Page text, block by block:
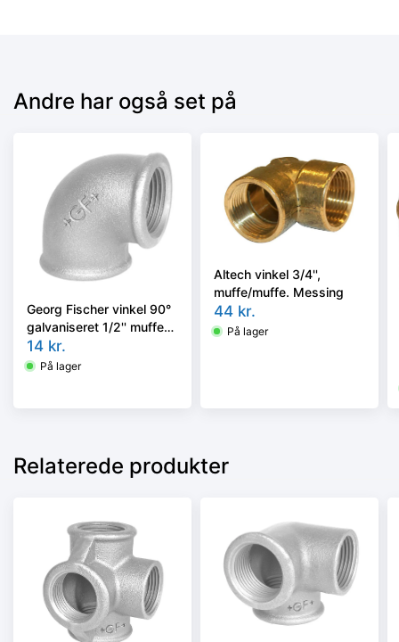
Andre har også set på
Georg Fischer vinkel 90°
galvaniseret 1/2'' muffe-
muffe
14 kr.
På lager
Altech vinkel 3/4'',
muffe/muffe. Messing
44 kr.
På lager
Relaterede produkter